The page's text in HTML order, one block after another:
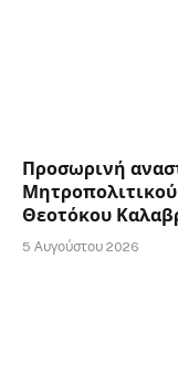
Προσωρινή
Θεοτόκου
5 Αυγούστου 2026